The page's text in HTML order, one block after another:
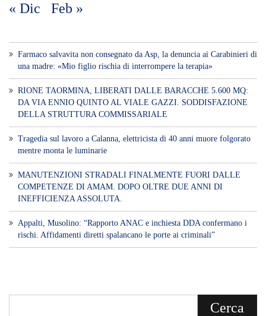
« Dic Feb »
Farmaco salvavita non consegnato da Asp, la denuncia ai Carabinieri di
una madre: «Mio figlio rischia di interrompere la terapia»
RIONE TAORMINA, LIBERATI DALLE BARACCHE 5.600 MQ:
DA VIA ENNIO QUINTO AL VIALE GAZZI. SODDISFAZIONE
DELLA STRUTTURA COMMISSARIALE
Tragedia sul lavoro a Calanna, elettricista di 40 anni muore folgorato
mentre monta le luminarie
MANUTENZIONI STRADALI FINALMENTE FUORI DALLE
COMPETENZE DI AMAM. DOPO OLTRE DUE ANNI DI
INEFFICIENZA ASSOLUTA.
​Appalti, Musolino: “Rapporto ANAC e inchiesta DDA confermano i
rischi. Affidamenti diretti spalancano le porte ai criminali”